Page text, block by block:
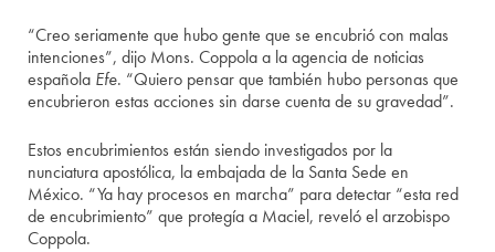
“Creo seriamente que hubo gente que se encubrió con malas
intenciones”, dijo Mons. Coppola a la agencia de noticias
española Efe. “Quiero pensar que también hubo personas que
encubrieron estas acciones sin darse cuenta de su gravedad”.
Estos encubrimientos están siendo investigados por la
nunciatura apostólica, la embajada de la Santa Sede en
México. “Ya hay procesos en marcha” para detectar “esta red
de encubrimiento” que protegía a Maciel, reveló el arzobispo
Coppola.